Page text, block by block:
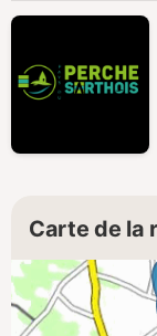
Carte de la